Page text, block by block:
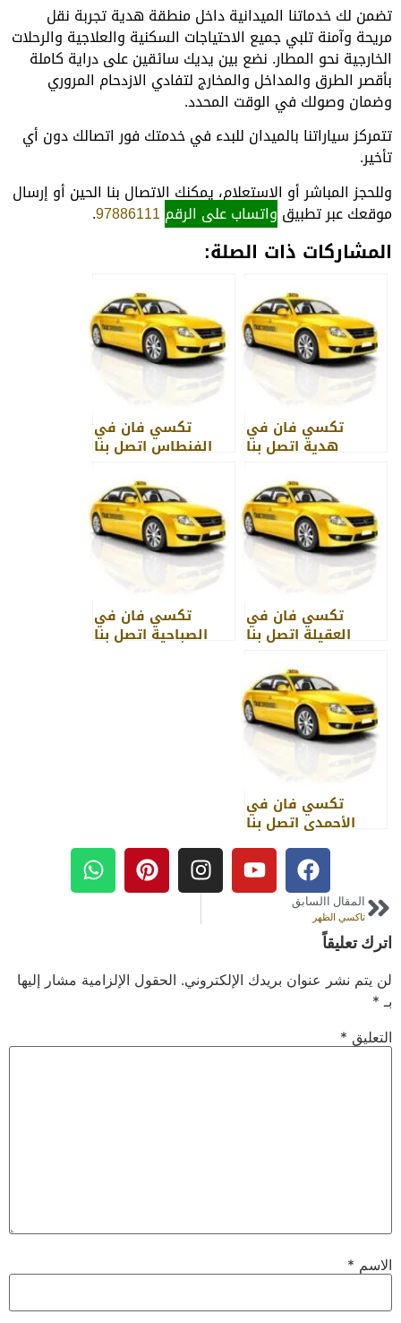
تضمن لك خدماتنا الميدانية داخل منطقة هدية تجربة نقل
مريحة وآمنة تلبي جميع الاحتياجات السكنية والعلاجية والرحلات
الخارجية نحو المطار. نضع بين يديك سائقين على دراية كاملة
بأقصر الطرق والمداخل والمخارج لتفادي الازدحام المروري
وضمان وصولك في الوقت المحدد.
تتمركز سياراتنا بالميدان للبدء في خدمتك فور اتصالك دون أي
تأخير.
وللحجز المباشر أو الاستعلام، يمكنك الاتصال بنا الحين أو إرسال
موقعك عبر تطبيق واتساب على الرقم97886111
.
المشاركات ذات الصلة:
تكسي فان في
هدية اتصل بنا
تكسي فان في
الفنطاس اتصل بنا
تكسي فان في
العقيلة اتصل بنا
تكسي فان في
الصباحية اتصل بنا
تكسي فان في
الأحمدي اتصل بنا
المقال االسابق
تاكسي الظهر
اترك تعليقاً
لن يتم نشر عنوان بريدك الإلكتروني. الحقول الإلزامية مشار إليها
بـ *
التعليق *
الاسم *